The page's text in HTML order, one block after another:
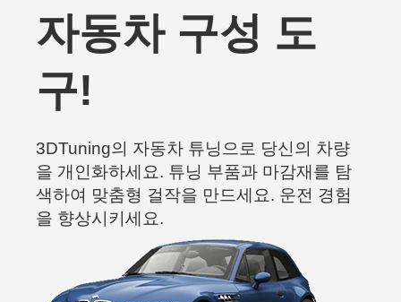
자동차 구성 도
구!
3DTuning의 자동차 튜닝으로 당신의 차량
을 개인화하세요. 튜닝 부품과 마감재를 탐
색하여 맞춤형 걸작을 만드세요. 운전 경험
을 향상시키세요.